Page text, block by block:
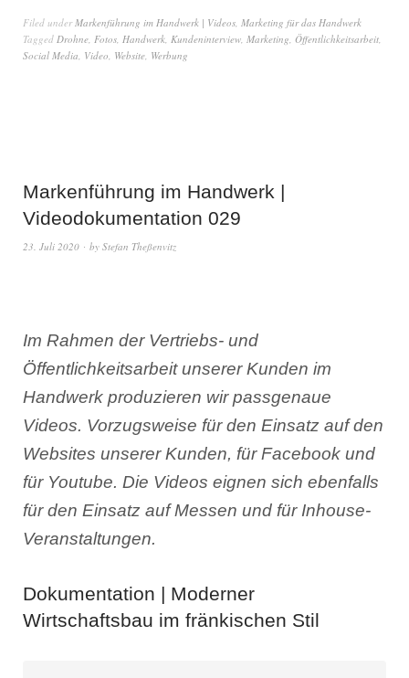
Filed underMarkenführung im Handwerk | Videos, Marketing für das Handwerk
Tagged Drohne, Fotos, Handwerk, Kundeninterview, Marketing, Öffentlichkeitsarbeit,
Social Media, Video, Website, Werbung
Markenführung im Handwerk |
Videodokumentation 029
23. Juli 2020 by Stefan Theßenvitz
Im Rahmen der Vertriebs- und
Öffentlichkeitsarbeit unserer Kunden im
Handwerk produzieren wir passgenaue
Videos. Vorzugsweise für den Einsatz auf den
Websites unserer Kunden, für Facebook und
für Youtube. Die Videos eignen sich ebenfalls
für den Einsatz auf Messen und für Inhouse-
Veranstaltungen.
Dokumentation | Moderner
Wirtschaftsbau im fränkischen Stil